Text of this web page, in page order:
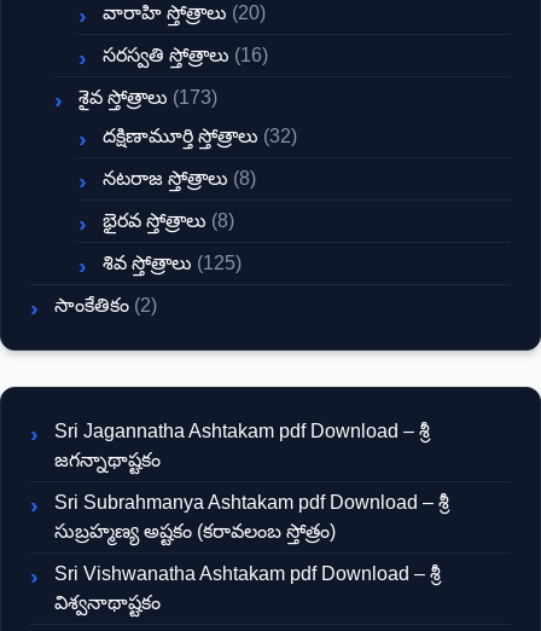
వారాహి స్తోత్రాలు (20)
సరస్వతి స్తోత్రాలు (16)
శైవ స్తోత్రాలు (173)
దక్షిణామూర్తి స్తోత్రాలు (32)
నటరాజ స్తోత్రాలు (8)
భైరవ స్తోత్రాలు (8)
శివ స్తోత్రాలు (125)
సాంకేతికం (2)
Sri Jagannatha Ashtakam pdf Download – శ్రీ
జగన్నాథాష్టకం
Sri Subrahmanya Ashtakam pdf Download – శ్రీ
సుబ్రహ్మణ్య అష్టకం (కరావలంబ స్తోత్రం)
Sri Vishwanatha Ashtakam pdf Download – శ్రీ
విశ్వనాథాష్టకం